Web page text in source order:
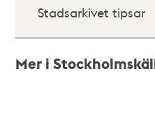
Stadsarkivet tipsar
Mer i